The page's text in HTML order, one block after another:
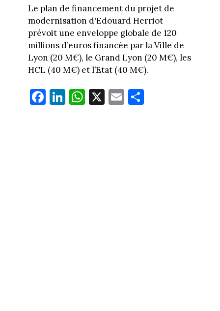
Le plan de financement du projet de
modernisation d'Edouard Herriot
prévoit une enveloppe globale de 120
millions d’euros financée par la Ville de
Lyon (20 M€), le Grand Lyon (20 M€), les
HCL (40 M€) et l’Etat (40 M€).
Fa
ce
Li
nk
W
ha
X E
m
Pa
rt